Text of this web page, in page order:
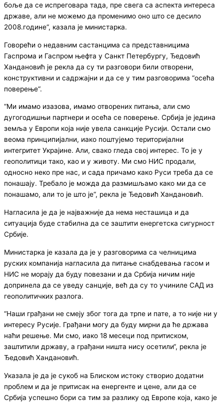
боље да се испреговара тада, пре свега са аспекта интереса
државе, али не можемо да променимо оно што се десило
2008.године“, казала је министарка.
Говорећи о недавним састанцима са представницима
Гаспрома и Гаспром њефта у Санкт Петербургу, Ђедовић
Хандановић је рекла да су ти разговори били отворени,
конструктивни и садржајни и да се у тим разговорима “осећа
поверење“.
“Ми имамо изазова, имамо отворених питања, али смо
дугогодишњи партнери и осећа се поверење. Србија је једина
земља у Европи која није увела санкције Русији. Остали смо
веома принципијални, иако поштујемо територијални
интегритет Украјине. Али, свако гледа свој интерес. То је у
геополитици тако, као и у животу. Ми смо НИС продали,
односно неко пре нас, и сада причамо како Руси треба да се
понашају. Требало је можда да размишљамо како ми да се
понашамо, али то је што је“, рекла је Ђедовић Хандановић.
Нагласила је да је најважније да нема несташица и да
ситуација буде стабилна да се заштити енергетска сигурност
Србије.
Министарка је казала да је у разговорима са челницима
руских компанија нагласила да питање снабдевања гасом и
НИС не морају да буду повезани и да Србија ничим није
допринела да се уведу санције, већ да су то учиниле САД из
геополитичких разлога.
“Наши грађани не смеју због тога да трпе и пате, а то није ни у
интересу Русије. Грађани могу да буду мирни да ће држава
наћи решење. Ми смо, иако 18 месеци под притиском,
заштитили државу, а грађани ништа нису осетили“, рекла је
Ђедовић Хандановић.
Указала је да је сукоб на Блиском истоку створио додатни
проблем и да је притисак на енергенте и цене, али да се
Србија успешно бори са тим за разлику од Европе која, како је